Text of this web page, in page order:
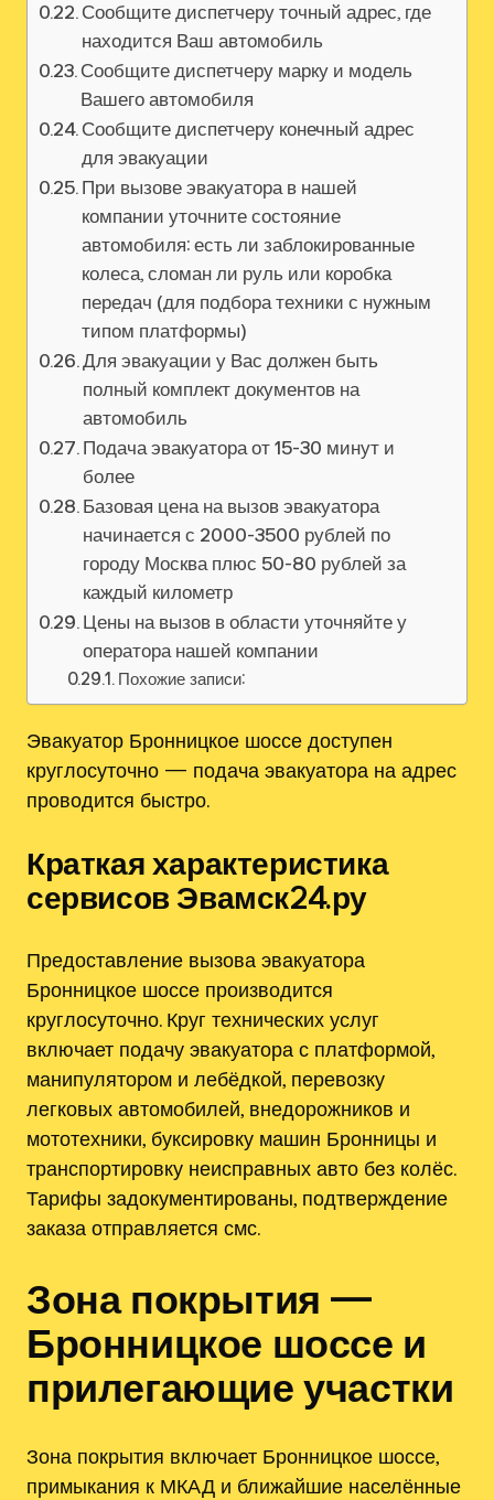
Сообщите диспетчеру точный адрес, где
находится Ваш автомобиль
Сообщите диспетчеру марку и модель
Вашего автомобиля
Сообщите диспетчеру конечный адрес
для эвакуации
При вызове эвакуатора в нашей
компании уточните состояние
автомобиля: есть ли заблокированные
колеса, сломан ли руль или коробка
передач (для подбора техники с нужным
типом платформы)
Для эвакуации у Вас должен быть
полный комплект документов на
автомобиль
Подача эвакуатора от 15-30 минут и
более
Базовая цена на вызов эвакуатора
начинается с 2000-3500 рублей по
городу Москва плюс 50-80 рублей за
каждый километр
Цены на вызов в области уточняйте у
оператора нашей компании
Похожие записи:
Эвакуатор Бронницкое шоссе доступен
круглосуточно — подача эвакуатора на адрес
проводится быстро.
Краткая характеристика
сервисов Эвамск24.ру
Предоставление вызова эвакуатора
Бронницкое шоссе производится
круглосуточно. Круг технических услуг
включает подачу эвакуатора с платформой,
манипулятором и лебёдкой, перевозку
легковых автомобилей, внедорожников и
мототехники, буксировку машин Бронницы и
транспортировку неисправных авто без колёс.
Тарифы задокументированы, подтверждение
заказа отправляется смс.
Зона покрытия —
Бронницкое шоссе и
прилегающие участки
Зона покрытия включает Бронницкое шоссе,
примыкания к МКАД и ближайшие населённые